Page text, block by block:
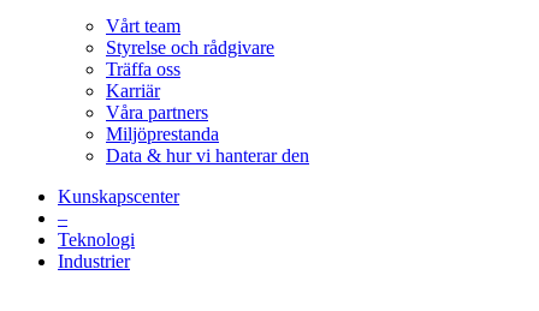
Vårt team
Styrelse och rådgivare
Träffa oss
Karriär
Våra partners
Miljöprestanda
Data & hur vi hanterar den
Kunskapscenter
–
Teknologi
Industrier